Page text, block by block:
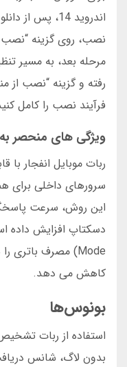
نصب، روی گزینه
مرحله بعد، به مسیر
رفته و گزینه “نصب از
فرآیند نصب را کامل
ویژگی های منحصر
ربات موبایل انفجار با
سرورهای داخلی برای
کاهش می دهد.
بونوس‌ها
استفاده از ربات
بدون لاگ، شانس